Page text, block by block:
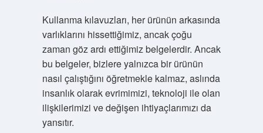
Kullanma kılavuzları, her ürünün arkasında
varlıklarını hissettiğimiz, ancak çoğu
zaman göz ardı ettiğimiz belgelerdir. Ancak
bu belgeler, bizlere yalnızca bir ürünün
nasıl çalıştığını öğretmekle kalmaz, aslında
insanlık olarak evrimimizi, teknoloji ile olan
ilişkilerimizi ve değişen ihtiyaçlarımızı da
yansıtır.